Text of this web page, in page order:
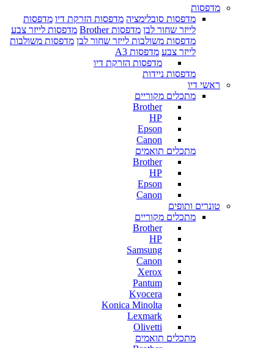
מדפסות
מדפסות סובלימציה מדפסות הזרקת דיו מדפסות
לייזר שחור לבן מדפסות Brother
מדפסות לייזר צבע
מדפסות משולבות לייזר שחור לבן מדפסות משולבות
לייזר צבע מדפסות A3
מדפסות הזרקת דיו
מדפסות ניידות
ראשי דיו
מתכלים מקוריים
Brother
HP
Epson
Canon
מתכלים תואמים
Brother
HP
Epson
Canon
טונרים ותופים
מתכלים מקוריים
Brother
HP
Samsung
Canon
Xerox
Pantum
Kyocera
Konica Minolta
Lexmark
Olivetti
מתכלים תואמים